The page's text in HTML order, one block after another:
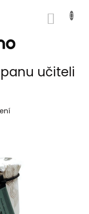
učiteli